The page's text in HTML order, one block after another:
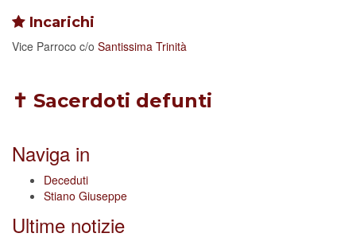
Incarichi
Vice Parroco c/o Santissima Trinità
✝ Sacerdoti defunti
Naviga in
Deceduti
Stiano Giuseppe
Ultime notizie